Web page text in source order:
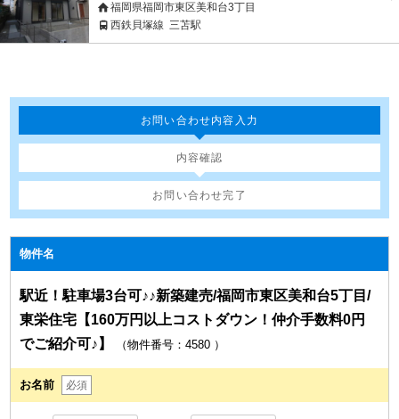
福岡県福岡市東区美和台3丁目
西鉄貝塚線 三苫駅
お問い合わせ内容入力
内容確認
お問い合わせ完了
物件名
駅近！駐車場3台可♪♪新築建売/福岡市東区美和台5丁目/
東栄住宅【160万円以上コストダウン！仲介手数料0円
でご紹介可♪】
（物件番号：4580 ）
お名前 必須